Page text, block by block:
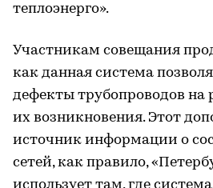
теплоэнерго».
Участникам совещания
как данная система
дефекты трубопроводов на
их возникновения. Этот
источник информации о
сетей, как правило,
использует там, где